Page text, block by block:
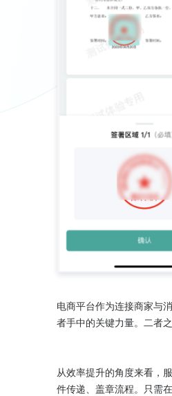
电商平台作为连接商家与
者手中的关键力量。二者
从效率提升的角度来看，
件传递、盖章流程。只需